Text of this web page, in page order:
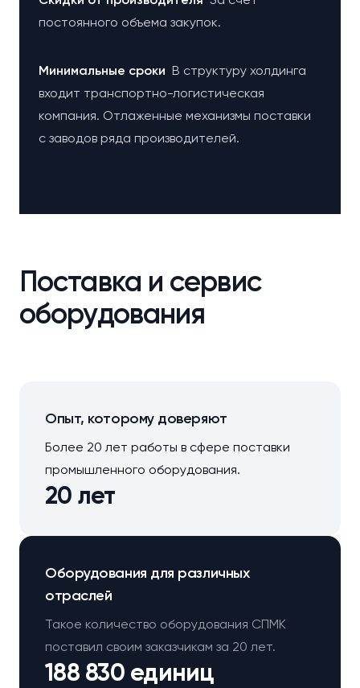
постоянного объема закупок.
Минимальные сроки В структуру холдинга
входит транспортно-логистическая
компания. Отлаженные механизмы поставки
с заводов ряда производителей.
Поставка и сервис
оборудования
20 лет
Опыт, которому доверяют
Более 20 лет работы в сфере поставки
промышленного оборудования.
188 830 единиц
Оборудования для различных
отраслей
Такое количество оборудования СПМК
поставил своим заказчикам за 20 лет.